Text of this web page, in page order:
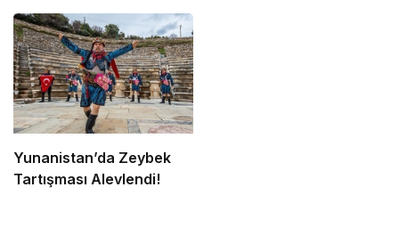
Yunanistan’da Zeybek
Tartışması Alevlendi!